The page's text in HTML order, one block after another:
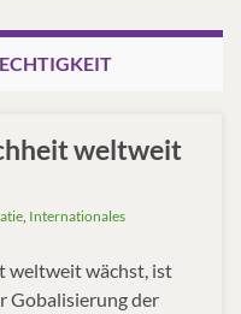
weltweit
Internationales
weltweit wächst, ist
Gobalisierung der